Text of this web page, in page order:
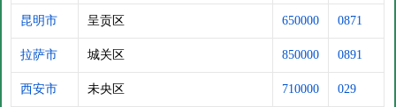
昆明市 呈贡区 650000 0871
拉萨市 城关区 850000 0891
西安市 未央区 710000 029